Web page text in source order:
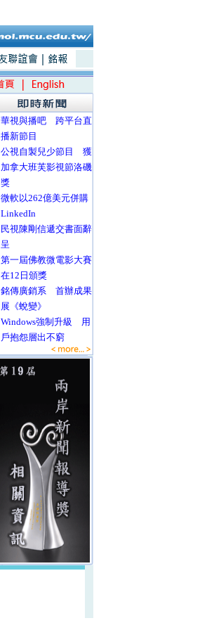
華視與播吧 跨平台直
播新節目
公視自製兒少節目 獲
加拿大班芙影視節洛磯
獎
微軟以262億美元併購
LinkedIn
民視陳剛信遞交書面辭
呈
第一屆佛教微電影大賽
在12日頒獎
銘傳廣銷系 首辦成果
展《蛻變》
Windows強制升級 用
戶抱怨層出不窮